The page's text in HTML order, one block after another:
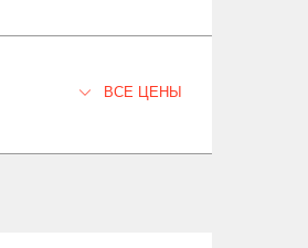
ВСЕ ЦЕНЫ